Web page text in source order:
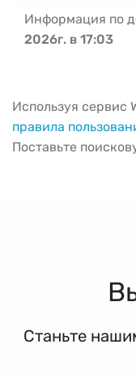
Информация по
2026г. в 17:03
Используя сервис
правила
Поставьте
Станьте